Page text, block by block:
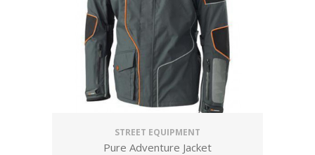
STREET EQUIPMENT
Pure Adventure Jacket